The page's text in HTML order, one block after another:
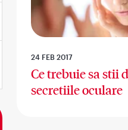
24 FEB 2017
Ce trebuie sa stii
secretiile oculare